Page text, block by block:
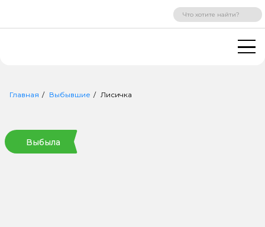
ВХОД РЕГИСТРАЦИЯ
Главная Выбывшие Лисичка
Выбыла